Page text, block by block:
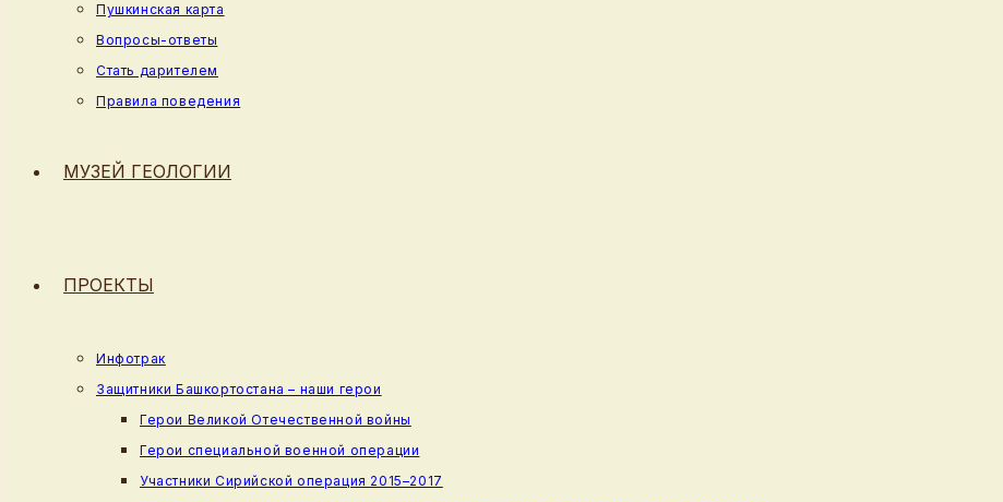
Пушкинская карта
Вопросы-ответы
Стать дарителем
Правила поведения
МУЗЕЙ ГЕОЛОГИИ
ПРОЕКТЫ
Инфотрак
Защитники Башкортостана – наши герои
Герои Великой Отечественной войны
Герои специальной военной операции
Участники Сирийской операция 2015–2017